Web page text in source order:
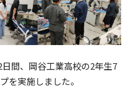
間、岡谷工業高校の2年生7
を実施しました。